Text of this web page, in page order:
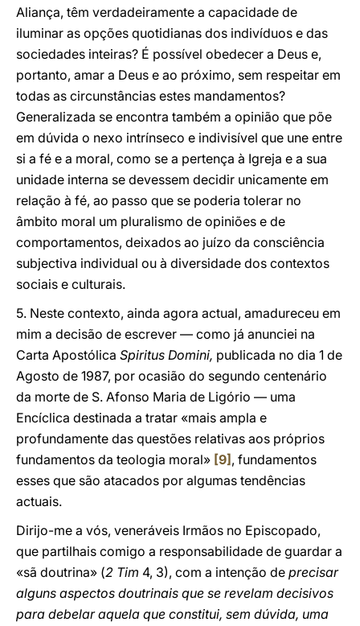
Aliança, têm verdadeiramente a capacidade de
iluminar as opções quotidianas dos indivíduos e das
sociedades inteiras? É possível obedecer a Deus e,
portanto, amar a Deus e ao próximo, sem respeitar em
todas as circunstâncias estes mandamentos?
Generalizada se encontra também a opinião que põe
em dúvida o nexo intrínseco e indivisível que une entre
si a fé e a moral, como se a pertença à Igreja e a sua
unidade interna se devessem decidir unicamente em
relação à fé, ao passo que se poderia tolerar no
âmbito moral um pluralismo de opiniões e de
comportamentos, deixados ao juízo da consciência
subjectiva individual ou à diversidade dos contextos
sociais e culturais.
5. Neste contexto, ainda agora actual, amadureceu em
mim a decisão de escrever — como já anunciei na
Carta Apostólica Spiritus Domini, publicada no dia 1 de
Agosto de 1987, por ocasião do segundo centenário
da morte de S. Afonso Maria de Ligório — uma
Encíclica destinada a tratar «mais ampla e
profundamente das questões relativas aos próprios
fundamentos da teologia moral» [9] , fundamentos
esses que são atacados por algumas tendências
actuais.
Dirijo-me a vós, veneráveis Irmãos no Episcopado,
que partilhais comigo a responsabilidade de guardar a
«sã doutrina» (2 Tim 4, 3), com a intenção de precisar
alguns aspectos doutrinais que se revelam decisivos
para debelar aquela que constitui, sem dúvida, uma